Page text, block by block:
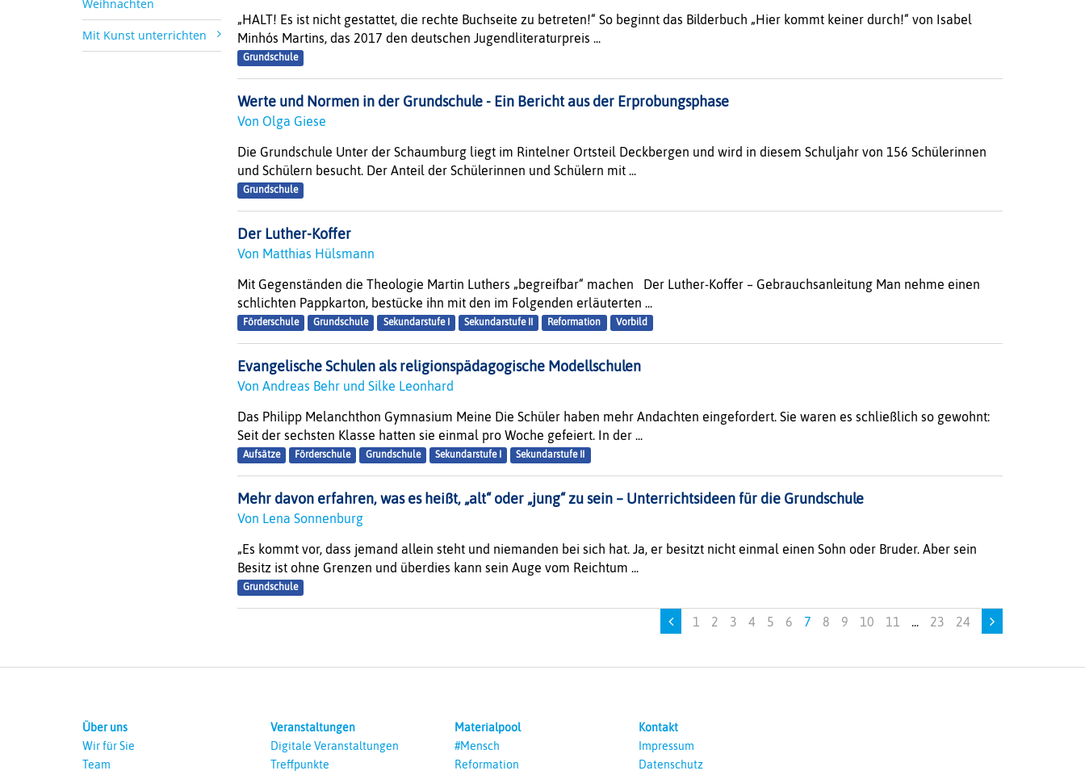
Weihnachten
Mit Kunst unterrichten
„HALT! Es ist nicht gestattet, die rechte Buchseite zu betreten!“ So beginnt das Bilderbuch „Hier kommt keiner durch!“ von Isabel
Minhós Martins, das 2017 den deutschen Jugendliteraturpreis ...
Grundschule
Werte und Normen in der Grundschule - Ein Bericht aus der Erprobungsphase
Von Olga Giese
Die Grundschule Unter der Schaumburg liegt im Rintelner Ortsteil Deckbergen und wird in diesem Schuljahr von 156 Schülerinnen
und Schülern besucht. Der Anteil der Schülerinnen und Schülern mit ...
Grundschule
Der Luther-Koffer
Von Matthias Hülsmann
Mit Gegenständen die Theologie Martin Luthers „begreifbar“ machen Der Luther-Koffer – Gebrauchsanleitung Man nehme einen
schlichten Pappkarton, bestücke ihn mit den im Folgenden erläuterten ...
Förderschule Grundschule Sekundarstufe I Sekundarstufe II Reformation Vorbild
Evangelische Schulen als religionspädagogische Modellschulen
Von Andreas Behr und Silke Leonhard
Das Philipp Melanchthon Gymnasium Meine Die Schüler haben mehr Andachten eingefordert. Sie waren es schließlich so gewohnt:
Seit der sechsten Klasse hatten sie einmal pro Woche gefeiert. In der ...
Aufsätze Förderschule Grundschule Sekundarstufe I Sekundarstufe II
Mehr davon erfahren, was es heißt, „alt“ oder „jung“ zu sein – Unterrichtsideen für die Grundschule
Von Lena Sonnenburg
„Es kommt vor, dass jemand allein steht und niemanden bei sich hat. Ja, er besitzt nicht einmal einen Sohn oder Bruder. Aber sein
Besitz ist ohne Grenzen und überdies kann sein Auge vom Reichtum ...
Grundschule
1 2 3 4 5 6 7 8 9 10 11 ... 23 24
Über uns
Wir für Sie
Team
Veranstaltungen
Digitale Veranstaltungen
Treffpunkte
Materialpool
#Mensch
Reformation
Kontakt
Impressum
Datenschutz